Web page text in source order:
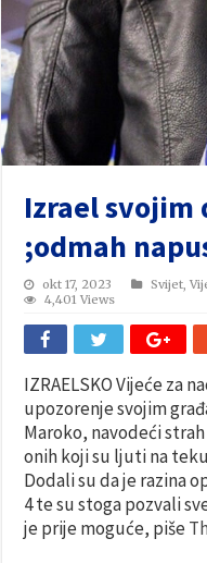
Izrael svojim
;odmah
okt 17, 2023 Svijet,
4,401 Views
IZRAELSKO Vijeće za
upozorenje svojim
Maroko, navodeći
onih koji su ljuti na
Dodali su da je razina
4 te su stoga pozvali
je prije moguće, piše